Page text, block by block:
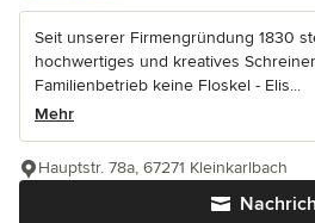
Seit unserer Firmengründung 1830
hochwertiges und kreatives
Familienbetrieb keine Floskel - Elis...
Mehr
Hauptstr. 78a, 67271 Kleinkarlbach